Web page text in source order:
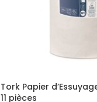
Tork Papier
11 pièces